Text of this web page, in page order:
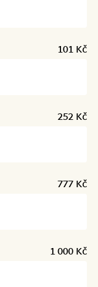
101 Kč
252 Kč
777 Kč
1 000 Kč